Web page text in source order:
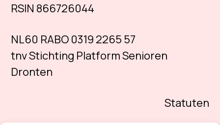
RSIN 866726044
NL60 RABO 0319 2265 57
tnv Stichting Platform Senioren
Dronten
Statuten